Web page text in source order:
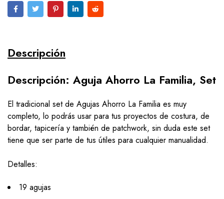
Descripción
Descripción: Aguja Ahorro La Familia, Set
El tradicional set de Agujas Ahorro La Familia es muy
completo, lo podrás usar para tus proyectos de costura, de
bordar, tapicería y también de patchwork, sin duda este set
tiene que ser parte de tus útiles para cualquier manualidad.
Detalles:
19 agujas